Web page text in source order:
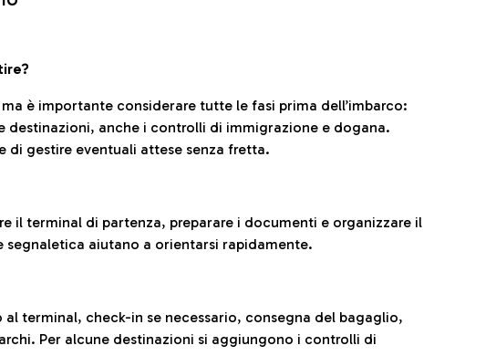
è importante considerare tutte le fasi prima dell’imbarco:
destinazioni, anche i controlli di immigrazione e dogana.
di gestire eventuali attese senza fretta.
il terminal di partenza, preparare i documenti e organizzare il
aiutano a orientarsi rapidamente.
terminal, check-in se necessario, consegna del bagaglio,
Per alcune destinazioni si aggiungono i controlli di